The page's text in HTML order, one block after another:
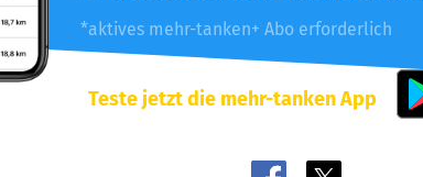
*aktives mehr-tanken+ Abo erforderlich
Teste jetzt die mehr-tanken App